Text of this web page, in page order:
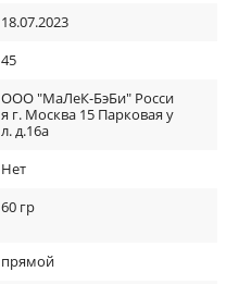
18.07.2023
45
ООО "МаЛеК-БэБи" Росси
я г. Москва 15 Парковая у
л. д.16а
Нет
60 гр
прямой